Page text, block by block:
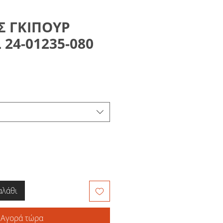
ΓΚΙΠΟΥΡ
24-01235-080
Αγορά τώρα